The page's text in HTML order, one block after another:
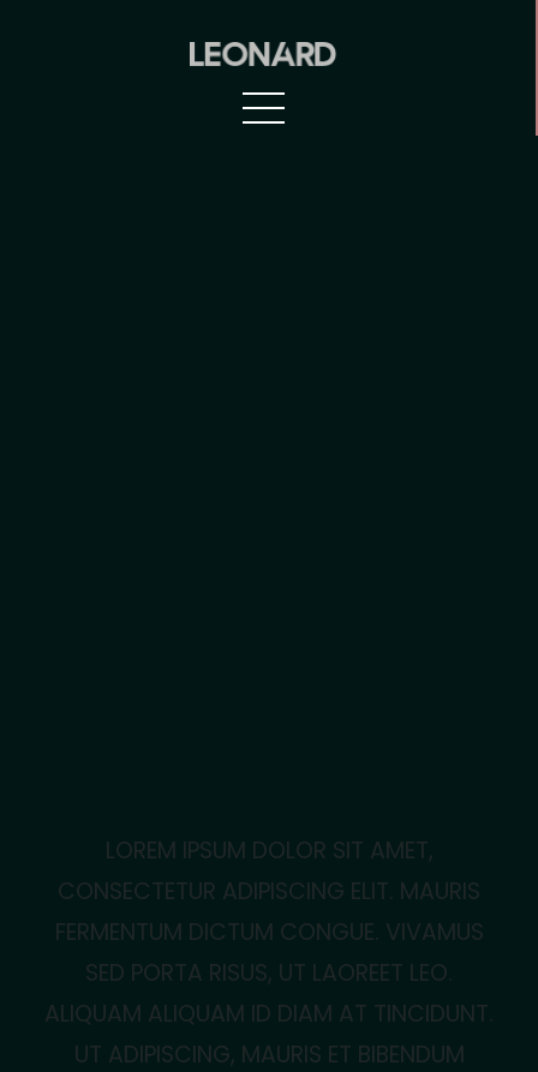
LOREM IPSUM DOLOR SIT AMET,
CONSECTETUR ADIPISCING ELIT. MAURIS
FERMENTUM DICTUM CONGUE. VIVAMUS
SED PORTA RISUS, UT LAOREET LEO.
ALIQUAM ALIQUAM ID DIAM AT TINCIDUNT.
UT ADIPISCING, MAURIS ET BIBENDUM